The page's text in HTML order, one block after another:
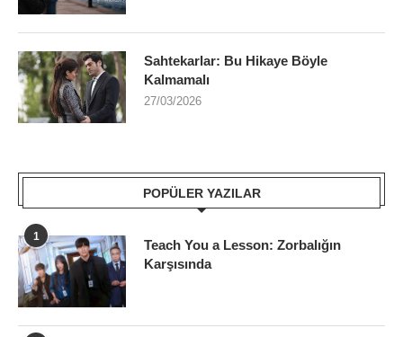
Sahtekarlar: Bu Hikaye Böyle
Kalmamalı
27/03/2026
POPÜLER YAZILAR
1
Teach You a Lesson: Zorbalığın
Karşısında